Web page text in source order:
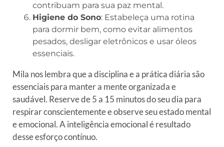
contribuam para sua paz mental.
Higiene do Sono: Estabeleça uma rotina
para dormir bem, como evitar alimentos
pesados, desligar eletrônicos e usar óleos
essenciais.
Mila nos lembra que a disciplina e a prática diária são
essenciais para manter a mente organizada e
saudável. Reserve de 5 a 15 minutos do seu dia para
respirar conscientemente e observe seu estado mental
e emocional. A inteligência emocional é resultado
desse esforço contínuo.